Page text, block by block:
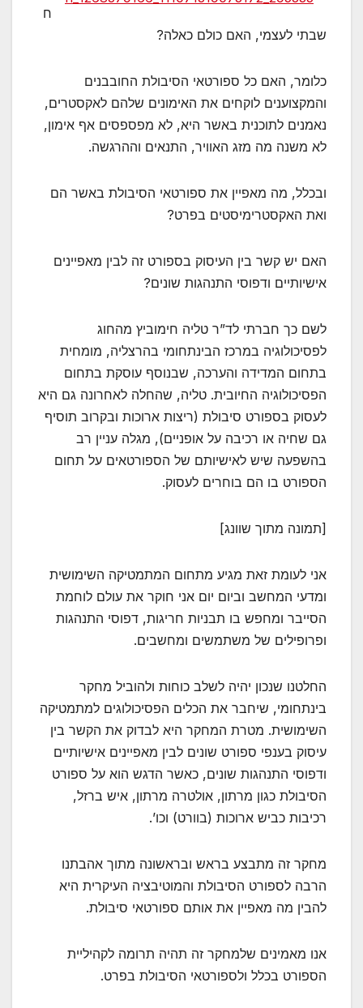
ח
שבתי לעצמי, האם כולם כאלה?
כלומר, האם כל ספורטאי הסיבולת החובבנים
והמקצוענים לוקחים את האימונים שלהם לאקסטרים,
נאמנים לתוכנית באשר היא, לא מפספסים אף אימון,
לא משנה מה מזג האוויר, התנאים וההרגשה.
ובכלל, מה מאפיין את ספורטאי הסיבולת באשר הם
ואת האקסטרימיסטים בפרט?
האם יש קשר בין העיסוק בספורט זה לבין מאפיינים
אישיותיים ודפוסי התנהגות שונים?
לשם כך חברתי לד”ר טליה חימוביץ מהחוג
לפסיכולוגיה במרכז הבינתחומי בהרצליה, מומחית
בתחום המדידה והערכה, שבנוסף עוסקת בתחום
הפסיכולוגיה החיובית. טליה, שהחלה לאחרונה גם היא
לעסוק בספורט סיבולת (ריצות ארוכות ובקרוב תוסיף
גם שחיה או רכיבה על אופניים), מגלה עניין רב
בהשפעה שיש לאישיותם של הספורטאים על תחום
הספורט בו הם בוחרים לעסוק.
[תמונה מתוך שוונג]
אני לעומת זאת מגיע מתחום המתמטיקה השימושית
ומדעי המחשב וביום יום אני חוקר את עולם לוחמת
הסייבר ומחפש בו תבניות חריגות, דפוסי התנהגות
ופרופילים של משתמשים ומחשבים.
החלטנו שנכון יהיה לשלב כוחות ולהוביל מחקר
בינתחומי, שיחבר את הכלים הפסיכולוגים למתמטיקה
השימושית. מטרת המחקר היא לבדוק את הקשר בין
עיסוק בענפי ספורט שונים לבין מאפיינים אישיותיים
ודפוסי התנהגות שונים, כאשר הדגש הוא על ספורט
הסיבולת כגון מרתון, אולטרה מרתון, איש ברזל,
רכיבות כביש ארוכות (בוורט) וכו’.
מחקר זה מתבצע בראש ובראשונה מתוך אהבתנו
הרבה לספורט הסיבולת והמוטיבציה העיקרית היא
להבין מה מאפיין את אותם ספורטאי סיבולת.
אנו מאמינים שלמחקר זה תהיה תרומה לקהיליית
הספורט בכלל ולספורטאי הסיבולת בפרט.